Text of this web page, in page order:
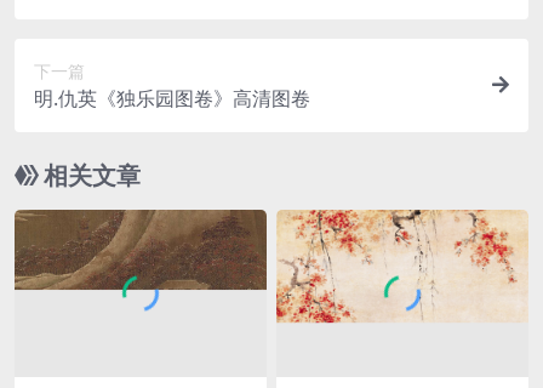
下一篇
明.仇英《独乐园图卷》高清图卷
相关文章